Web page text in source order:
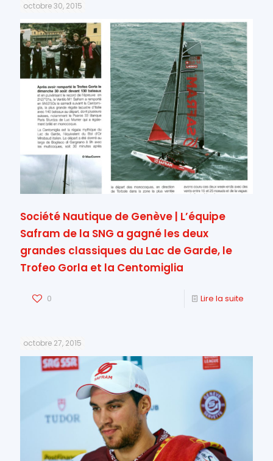
octobre 30, 2015
Société Nautique de Genève | L’équipe
Safram de la SNG a gagné les deux
grandes classiques du Lac de Garde, le
Trofeo Gorla et la Centomiglia
0 Lire la suite
octobre 27, 2015